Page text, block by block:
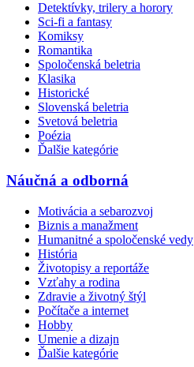
Detektívky, trilery a horory
Sci-fi a fantasy
Komiksy
Romantika
Spoločenská beletria
Klasika
Historické
Slovenská beletria
Svetová beletria
Poézia
Ďalšie kategórie
Náučná a odborná
Motivácia a sebarozvoj
Biznis a manažment
Humanitné a spoločenské vedy
História
Životopisy a reportáže
Vzťahy a rodina
Zdravie a životný štýl
Počítače a internet
Hobby
Umenie a dizajn
Ďalšie kategórie